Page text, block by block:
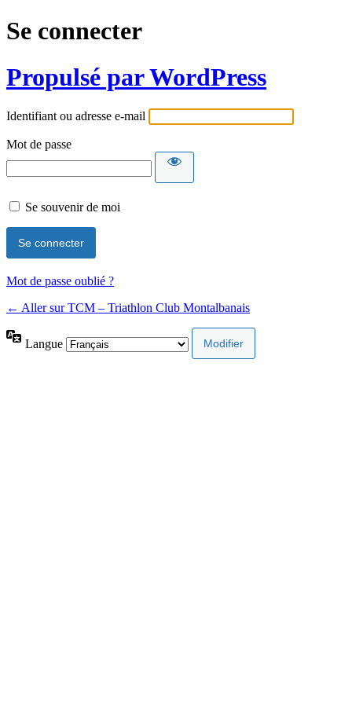
Se connecter
Propulsé par WordPress
Identifiant ou adresse e-mail
Mot de passe
Se souvenir de moi
Mot de passe oublié ?
← Aller sur TCM – Triathlon Club Montalbanais
Langue